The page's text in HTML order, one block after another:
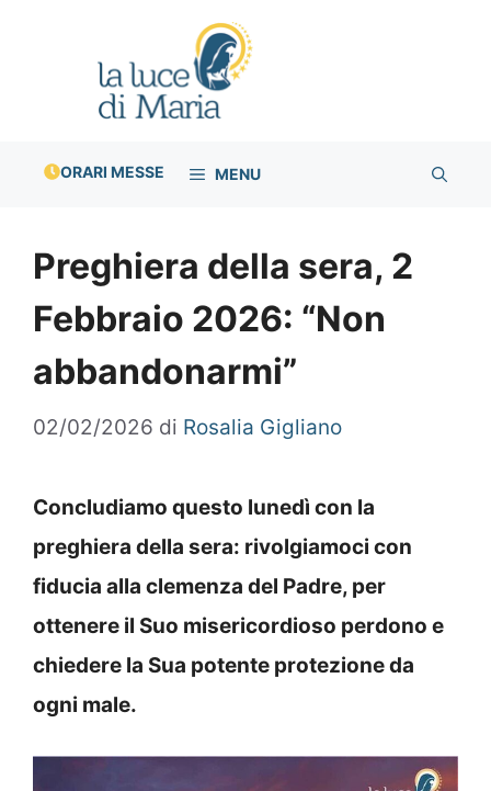
ORARI MESSE MENU
Preghiera della sera, 2
Febbraio 2026: “Non
abbandonarmi”
02/02/2026 di Rosalia Gigliano
Concludiamo questo lunedì con la
preghiera della sera: rivolgiamoci con
fiducia alla clemenza del Padre, per
ottenere il Suo misericordioso perdono e
chiedere la Sua potente protezione da
ogni male.